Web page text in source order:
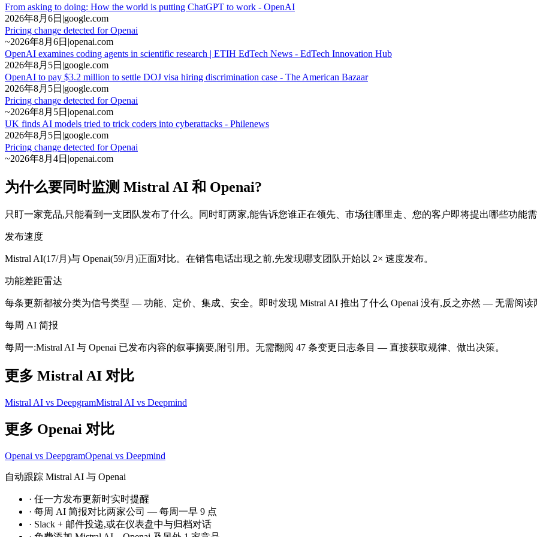
From asking to doing: How the world is putting ChatGPT to work - OpenAI
2026年8月6日 |google.com
Pricing change detected for Openai
~2026年8月6日 |openai.com
OpenAI examines coding agents in scientific research | ETIH EdTech News - EdTech Innovation Hub
2026年8月5日 |google.com
OpenAI to pay $3.2 million to settle DOJ visa hiring discrimination case - The American Bazaar
2026年8月5日 |google.com
Pricing change detected for Openai
~2026年8月5日 |openai.com
UK finds AI models tried to trick coders into cyberattacks - Philenews
2026年8月5日 |google.com
Pricing change detected for Openai
~2026年8月4日 |openai.com
为什么要同时监测 Mistral AI 和 Openai?
只盯一家竞品,只能看到一支团队发布了什么。同时盯两家,能告诉您谁正在领先、市场往哪里走、您的客户即将提出哪些功能
发布速度
Mistral AI(17/月)与 Openai(59/月)正面对比。在销售电话出现之前,先发现哪支团队开始以 2× 速度发布。
功能差距雷达
每条更新都被分类为信号类型 — 功能、定价、集成、安全。即时发现 Mistral AI 推出了什么 Openai 没有,反之亦然 — 无需阅读
每周 AI 简报
每周一:Mistral AI 与 Openai 已发布内容的叙事摘要,附引用。无需翻阅 47 条变更日志条目 — 直接获取规律、做出决策。
更多 Mistral AI 对比
Mistral AI vs DeepgramMistral AI vs Deepmind
更多 Openai 对比
Openai vs DeepgramOpenai vs Deepmind
自动跟踪 Mistral AI 与 Openai
· 任一方发布更新时实时提醒
· 每周 AI 简报对比两家公司 — 每周一早 9 点
· Slack + 邮件投递,或在仪表盘中与归档对话